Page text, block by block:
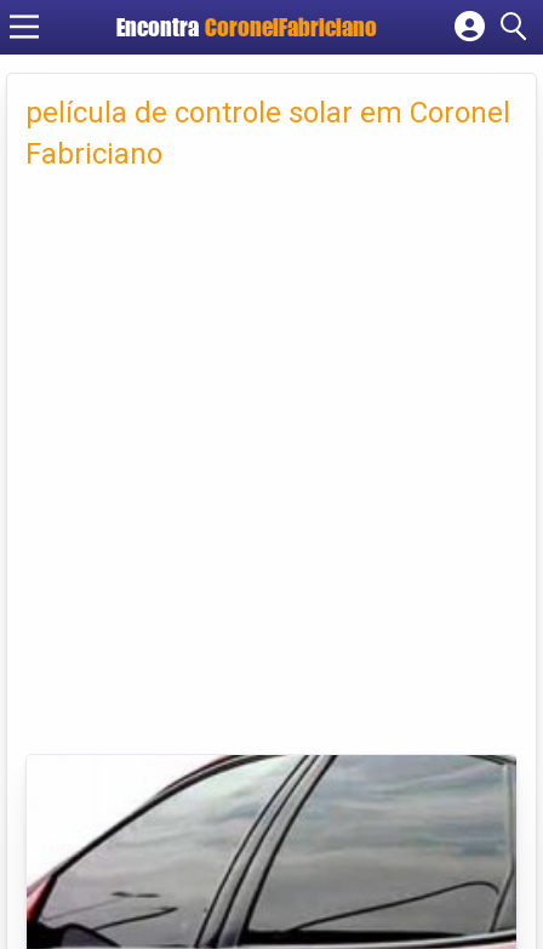
Encontra CoronelFabriciano
Cadastrar empresa
Criar conta
película de controle solar em Coronel
Fabriciano